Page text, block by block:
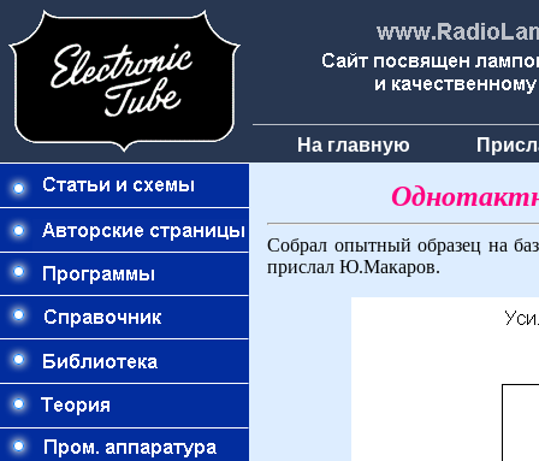
На главную
Собрал опытный образец на
прислал Ю.Макаров.